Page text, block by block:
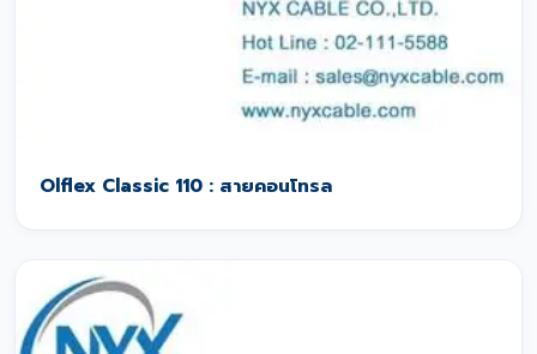
Olflex Classic 110 : สายคอนโทรล